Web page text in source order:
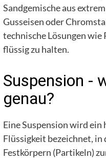
Sandgemische aus
Gusseisen oder
technische Lösungen wie
flüssig zu halten.
Suspension -
genau?
Eine Suspension wird ein
Flüssigkeit bezeichnet,
Festkörpern (Partikeln)